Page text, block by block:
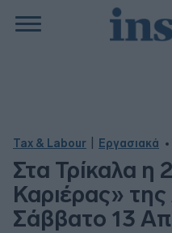
Tax & Labour Εργασιακά
Στα Τρίκαλα η
Καριέρας»
Σάββατο 13